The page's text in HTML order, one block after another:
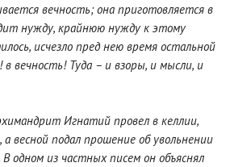
вечность; она приготовляется в
нужду, крайнюю нужду к этому
исчезло пред нею время остальной
вечность! Туда – и взоры, и мысли, и
Игнатий провел в келлии,
весной подал прошение об увольнении
В одном из частных писем он объяснял